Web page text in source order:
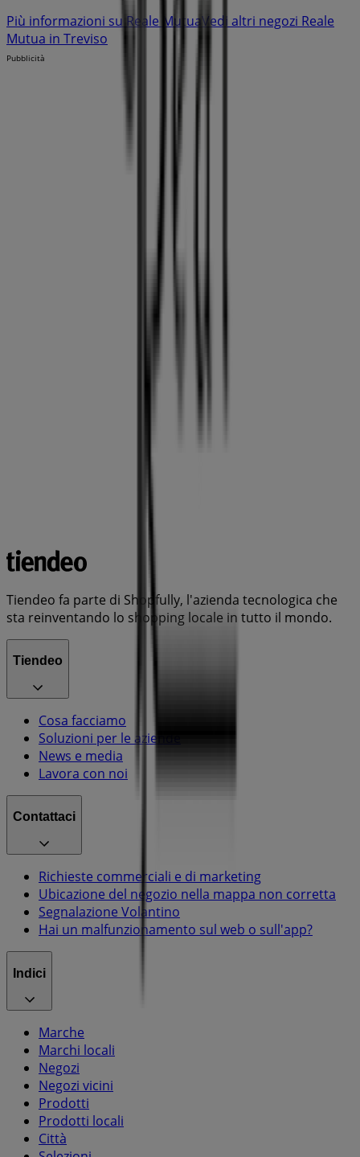
Più informazioni su Reale MutuaVedi altri negozi Reale
Mutua in Treviso
Pubblicità
Tiendeo fa parte di Shopfully, l'azienda tecnologica che
sta reinventando lo shopping locale in tutto il mondo.
Tiendeo
Cosa facciamo
Soluzioni per le aziende
News e media
Lavora con noi
Contattaci
Richieste commerciali e di marketing
Ubicazione del negozio nella mappa non corretta
Segnalazione Volantino
Hai un malfunzionamento sul web o sull'app?
Indici
Marche
Marchi locali
Negozi
Negozi vicini
Prodotti
Prodotti locali
Città